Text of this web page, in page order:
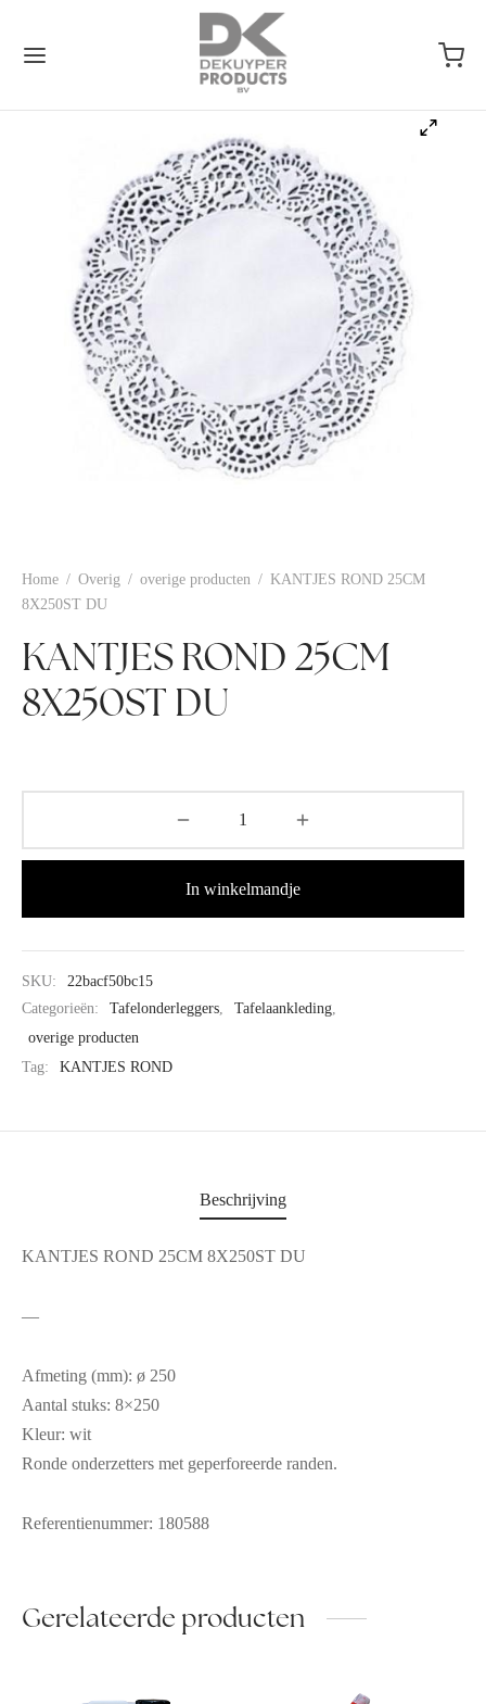
Home / Overig / overige producten / KANTJES ROND 25CM
8X250ST DU
KANTJES ROND 25CM
8X250ST DU
In winkelmandje
SKU:
22bacf50bc15
Categorieën:
Tafelonderleggers, Tafelaankleding,
overige producten
Tag:
KANTJES ROND
Beschrijving
KANTJES ROND 25CM 8X250ST DU
—
Afmeting (mm): ø 250
Aantal stuks: 8×250
Kleur: wit
Ronde onderzetters met geperforeerde randen.
Referentienummer: 180588
Gerelateerde producten